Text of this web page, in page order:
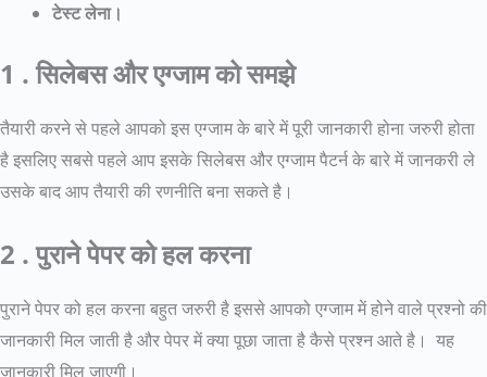
टेस्ट लेना।
1 . सिलेबस और एग्जाम को समझे
तैयारी करने से पहले आपको इस एग्जाम के बारे में पूरी जानकारी होना जरुरी होता
है इसलिए सबसे पहले आप इसके सिलेबस और एग्जाम पैटर्न के बारे में जानकरी ले
उसके बाद आप तैयारी की रणनीति बना सकते है।
2 . पुराने पेपर को हल करना
पुराने पेपर को हल करना बहुत जरुरी है इससे आपको एग्जाम में होने वाले प्रश्नो की
जानकारी मिल जाती है और पेपर में क्या पूछा जाता है कैसे प्रश्न आते है। यह
जानकारी मिल जाएगी।